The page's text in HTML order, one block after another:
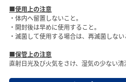
■使用上の注意
・体内へ留置しないこと。
・開封後は早めに使用すること。
・滅菌して使用する場合は、再滅菌しない
■保管上の注意
直射日光及び火気をさけ、湿気の少ない清